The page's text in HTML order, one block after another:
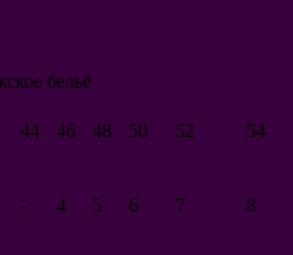
Манчестер Юнайтед
бельё
44 46 48 50 52 54
- 4 5 6 7 8